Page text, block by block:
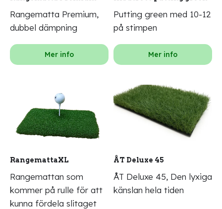
Rangematta Premium,
dubbel dämpning
Mer info
Putting green med 10-12
på stimpen
Mer info
RangemattaXL
Rangemattan som
kommer på rulle för att
kunna fördela slitaget
ÅT Deluxe 45
ÅT Deluxe 45, Den lyxiga
känslan hela tiden